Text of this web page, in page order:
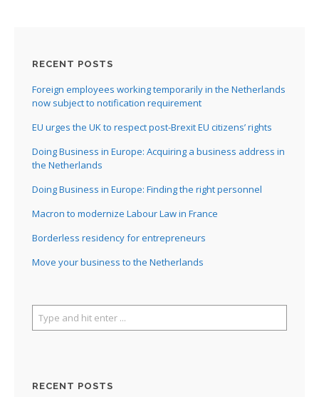
RECENT POSTS
Foreign employees working temporarily in the Netherlands
now subject to notification requirement
EU urges the UK to respect post-Brexit EU citizens’ rights
Doing Business in Europe: Acquiring a business address in
the Netherlands
Doing Business in Europe: Finding the right personnel
Macron to modernize Labour Law in France
Borderless residency for entrepreneurs
Move your business to the Netherlands
RECENT POSTS